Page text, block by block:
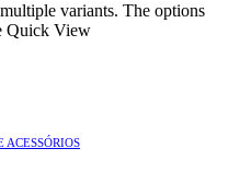
variants. The options
Quick View
ACESSÓRIOS